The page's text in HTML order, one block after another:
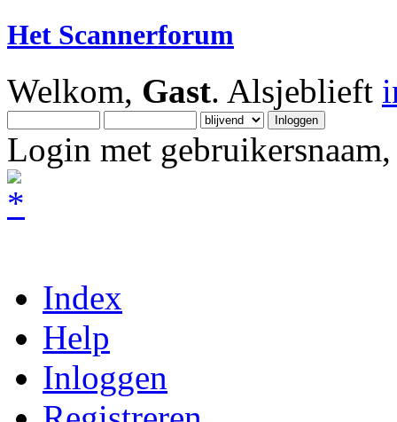
Het Scannerforum
Welkom, Gast. Alsjeblieft
Login met
Index
Help
Inloggen